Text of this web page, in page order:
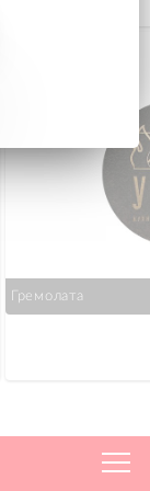
Гремолата